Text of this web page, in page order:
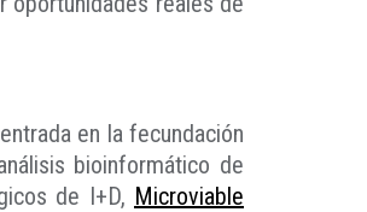
en la fecundación
bioinformático de
de I+D, Microviable